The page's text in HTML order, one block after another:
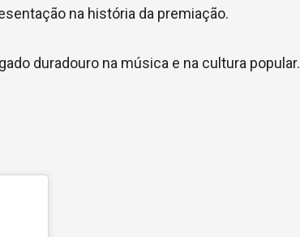
na história da premiação.
duradouro na música e na cultura popular.